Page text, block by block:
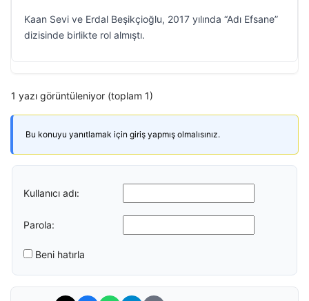
Kaan Sevi ve Erdal Beşikçioğlu, 2017 yılında “Adı Efsane”
dizisinde birlikte rol almıştı.
1 yazı görüntüleniyor (toplam 1)
Bu konuyu yanıtlamak için giriş yapmış olmalısınız.
Kullanıcı adı:
Parola:
Beni hatırla